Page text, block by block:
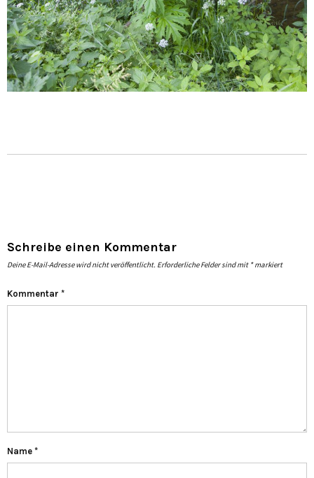
Schreibe einen Kommentar
Deine E-Mail-Adresse wird nicht veröffentlicht. Erforderliche Felder sind mit *markiert
Kommentar *
Name *